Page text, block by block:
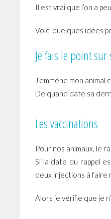
Il est vrai que l’on a
Voici quelques idées
Je fais le point sur
J’emmène mon
De quand date sa
Les vaccinations
Pour nos animaux, le
Si la date du rappel
deux injections à faire
Alors je vérifie que je